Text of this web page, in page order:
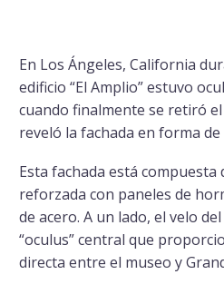
En Los Ángeles, California
edificio “El Amplio” estuvo
cuando finalmente se retiró
reveló la fachada en forma de
Esta fachada está compuesta
reforzada con paneles de
de acero. A un lado, el velo
“oculus” central que
directa entre el museo y